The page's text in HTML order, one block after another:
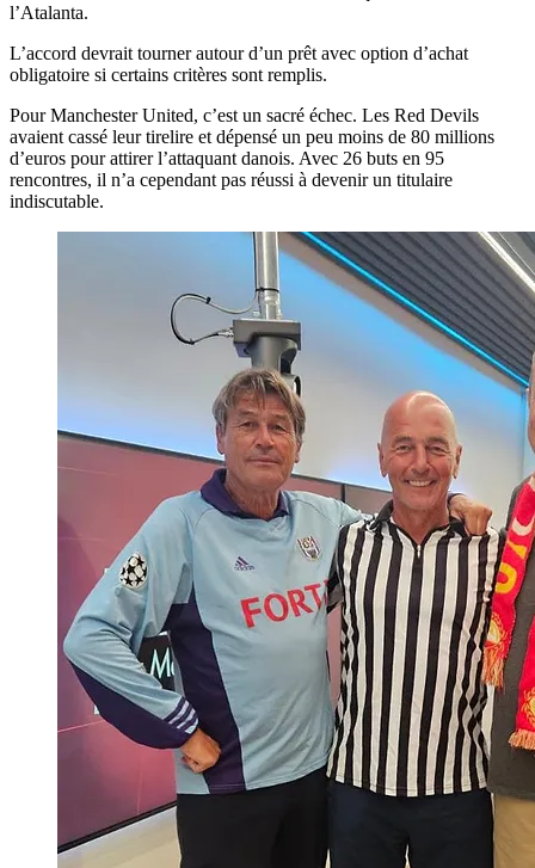
l’Atalanta.
L’accord devrait tourner autour d’un prêt avec option d’achat
obligatoire si certains critères sont remplis.
Pour Manchester United, c’est un sacré échec. Les Red Devils
avaient cassé leur tirelire et dépensé un peu moins de 80 millions
d’euros pour attirer l’attaquant danois. Avec 26 buts en 95
rencontres, il n’a cependant pas réussi à devenir un titulaire
indiscutable.